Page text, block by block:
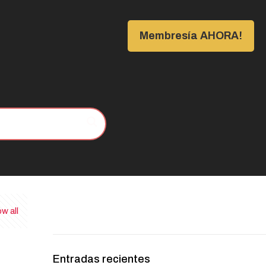
Membresía AHORA!
all
Entradas recientes